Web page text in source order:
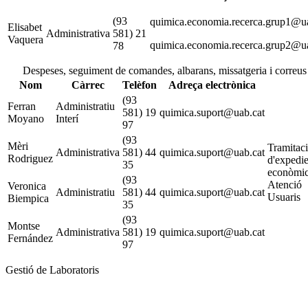
Elisabet
Vaquera
Administrativa
(93
581) 21
78
Despeses, seguiment de comandes, albarans, missatgeria i correus
Nom
Càrrec Telèfon
Adreça electrònica
Ferran
Moyano
Administratiu
Interí
(93
581) 19
97
quimica.suport@uab.cat
Atenció
Usuaris
Mèri
Rodriguez
Administrativa
(93
581) 44
35
quimica.suport@uab.cat
Veronica
Biempica
Administratiu
(93
581) 44
35
quimica.suport@uab.cat
Montse
Fernández
Administrativa
(93
581) 19
97
quimica.suport@uab.cat
Gestió de Laboratoris